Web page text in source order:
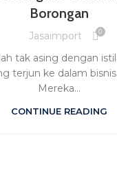
Borongan
Jasaimport 0
tak asing dengan
terjun ke dalam
Mereka...
CONTINUE READING